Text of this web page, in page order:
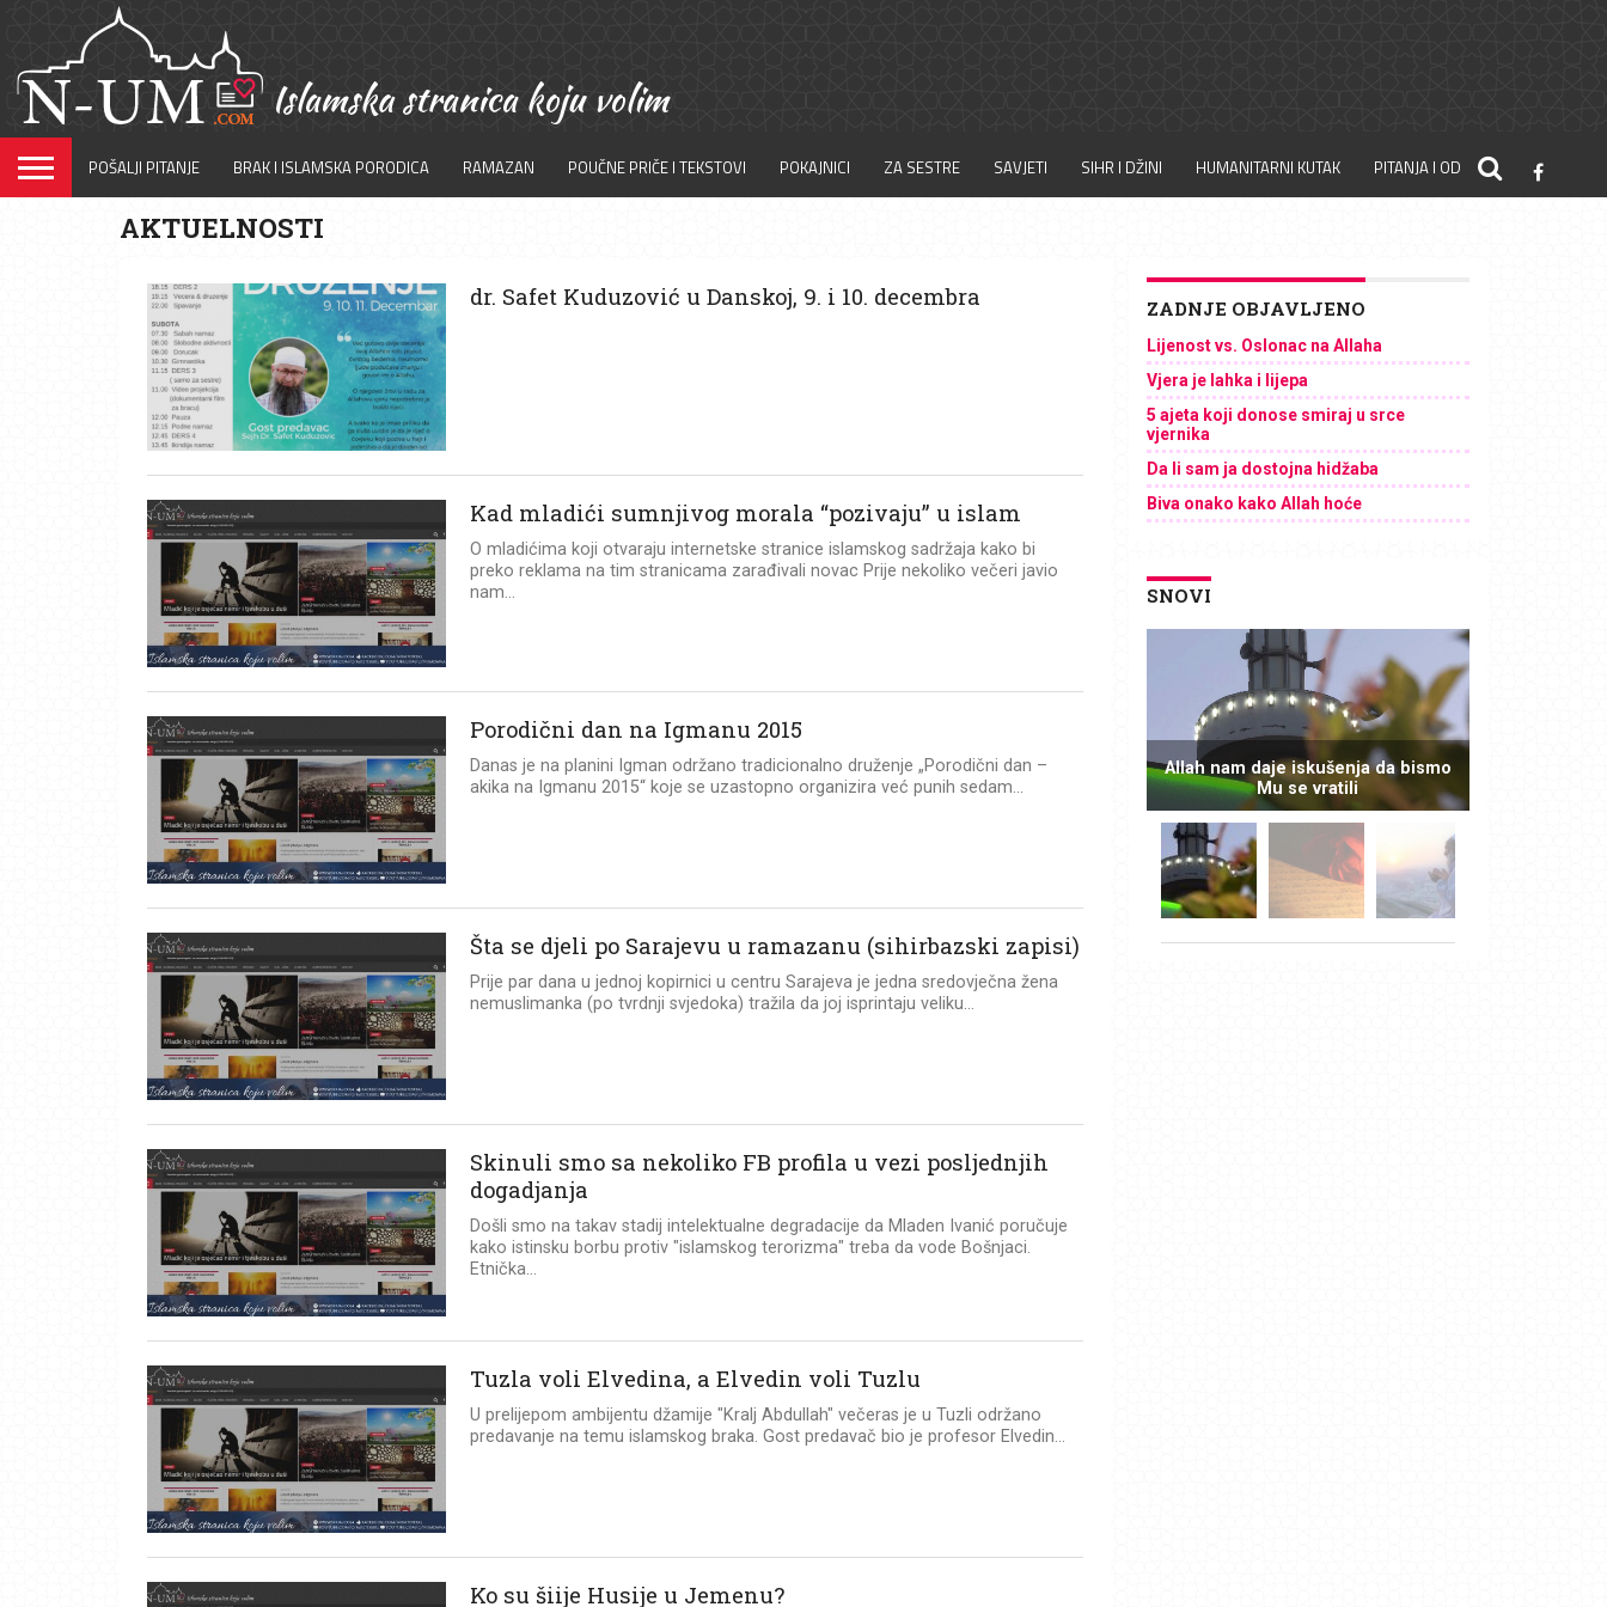
POŠALJI PITANJE BRAK I ISLAMSKA PORODICA RAMAZAN POUČNE PRIČE I TEKSTOVI POKAJNICI ZA SESTRE SAVJETI SIHR I DŽINI HUMANITARNI KUTAK PITANJA I ODGOVORI
AKTUELNOSTI
dr. Safet Kuduzović u Danskoj, 9. i 10. decembra
Kad mladići sumnjivog morala “pozivaju” u islam
O mladićima koji otvaraju internetske stranice islamskog sadržaja kako bi
preko reklama na tim stranicama zarađivali novac Prije nekoliko večeri javio
nam...
Porodični dan na Igmanu 2015
Danas je na planini Igman održano tradicionalno druženje „Porodični dan –
akika na Igmanu 2015“ koje se uzastopno organizira već punih sedam...
Šta se djeli po Sarajevu u ramazanu (sihirbazski zapisi)
Prije par dana u jednoj kopirnici u centru Sarajeva je jedna sredovječna žena
nemuslimanka (po tvrdnji svjedoka) tražila da joj isprintaju veliku...
Skinuli smo sa nekoliko FB profila u vezi posljednjih
dogadjanja
Došli smo na takav stadij intelektualne degradacije da Mladen Ivanić poručuje
kako istinsku borbu protiv "islamskog terorizma" treba da vode Bošnjaci.
Etnička...
Tuzla voli Elvedina, a Elvedin voli Tuzlu
U prelijepom ambijentu džamije "Kralj Abdullah" večeras je u Tuzli održano
predavanje na temu islamskog braka. Gost predavač bio je profesor Elvedin...
Ko su šiije Husije u Jemenu?
ZADNJE OBJAVLJENO
Lijenost vs. Oslonac na Allaha
Vjera je lahka i lijepa
5 ajeta koji donose smiraj u srce
vjernika
Da li sam ja dostojna hidžaba
Biva onako kako Allah hoće
SNOVI
Allah nam daje iskušenja da bismo
Mu se vratili